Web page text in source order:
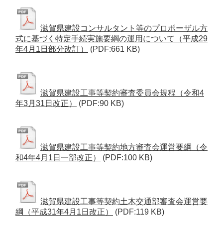
滋賀県建設コンサルタント等のプロポーザル方
式に基づく特定手続実施要綱の運用について（平成29
年4月1日部分改訂）
(PDF:661 KB)
滋賀県建設工事等契約審査委員会規程（令和4
年3月31日改正）
(PDF:90 KB)
滋賀県建設工事等契約地方審査会運営要綱（令
和4年4月1日一部改正）
(PDF:100 KB)
滋賀県建設工事等契約土木交通部審査会運営要
綱（平成31年4月1日改正）
(PDF:119 KB)